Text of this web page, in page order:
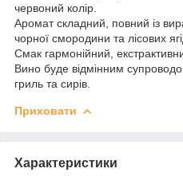
червоний колір.
Аромат складний, повний із
чорної смородини та лісових
Смак гармонійний,
Вино буде відмінним
гриль та сирів.
Приховати
Характеристики